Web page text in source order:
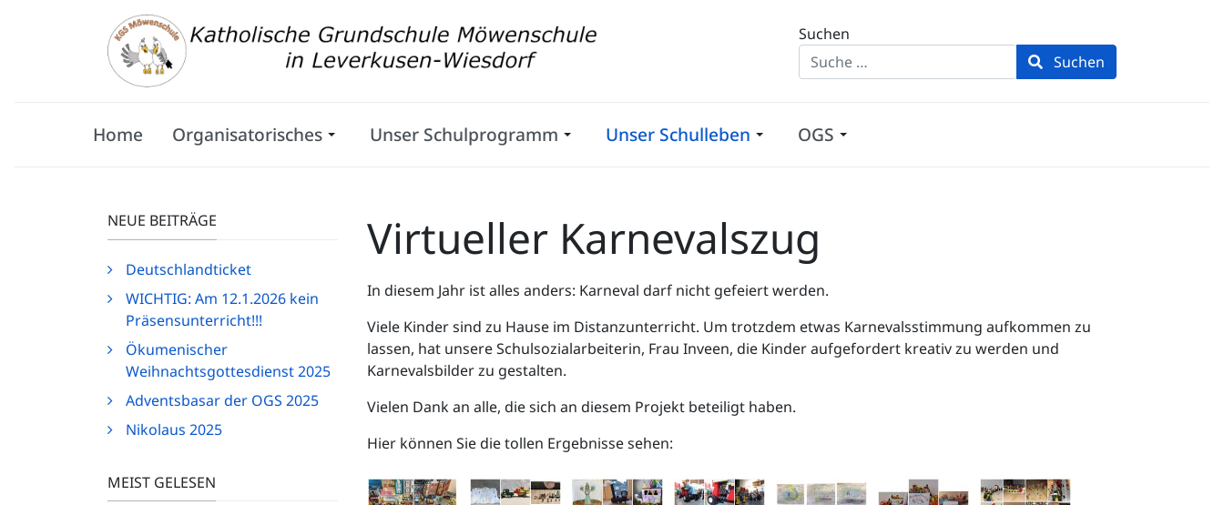
Suchen
Suchen
Home Organisatorisches Unser Schulprogramm Unser Schulleben OGS
Virtueller Karnevalszug
In diesem Jahr ist alles anders: Karneval darf nicht gefeiert werden.
Viele Kinder sind zu Hause im Distanzunterricht. Um trotzdem etwas Karnevalsstimmung aufkommen zu
lassen, hat unsere Schulsozialarbeiterin, Frau Inveen, die Kinder aufgefordert kreativ zu werden und
Karnevalsbilder zu gestalten.
Vielen Dank an alle, die sich an diesem Projekt beteiligt haben.
Hier können Sie die tollen Ergebnisse sehen:
NEUE BEITRÄGE
Deutschlandticket
WICHTIG: Am 12.1.2026 kein
Präsensunterricht!!!
Ökumenischer
Weihnachtsgottesdienst 2025
Adventsbasar der OGS 2025
Nikolaus 2025
MEIST GELESEN